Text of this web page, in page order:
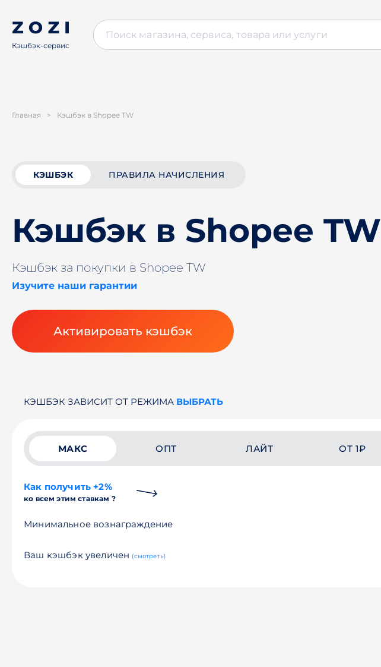
Кэшбэк-сервис
Главная > Кэшбэк в Shopee TW
КЭШБЭК ПРАВИЛА НАЧИСЛЕНИЯ
Кэшбэк в Shopee TW
Кэшбэк за покупки в Shopee TW
Изучите наши гарантии
Активировать кэшбэк
КЭШБЭК ЗАВИСИТ ОТ РЕЖИМА ВЫБРАТЬ
МАКС ОПТ ЛАЙТ ОТ 1₽
Как получить +2%
ко всем этим ставкам ?
Минимальное вознаграждение
Ваш кэшбэк увеличен (смотреть)